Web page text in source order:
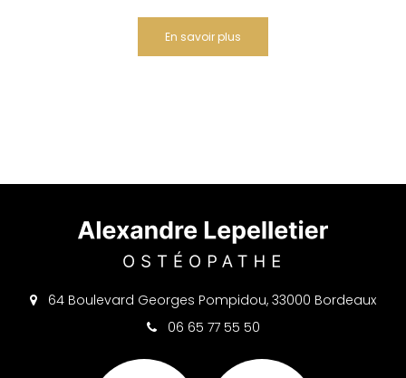
En savoir plus
64 Boulevard Georges Pompidou, 33000 Bordeaux
06 65 77 55 50